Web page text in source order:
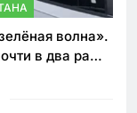
волна».
в два раза